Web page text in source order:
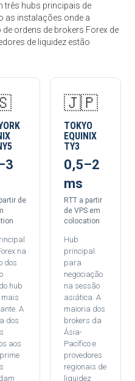
três hubs principais de
as instalações onde a
ordens de brokers Forex de
de liquidez estão
de
na
dos
hub
A
dos
aos
🇯🇵
TOKYO
EQUINIX
TY3
0,5–2
ms
RTT a partir
de VPS em
colocation
Hub
principal
para
negociação
na sessão
asiática. A
maioria dos
brokers da
Ásia-
Pacífico e
provedores
regionais de
liquidez